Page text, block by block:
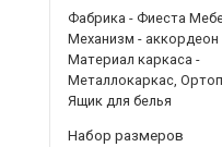
Фабрика - Фиеста
Механизм - аккордеон
Материал каркаса -
Металлокаркас,
Ящик для белья
Набор размеров